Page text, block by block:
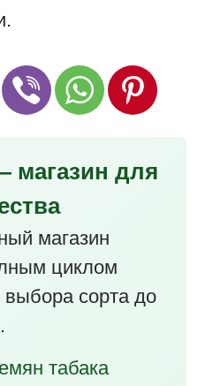
магазин для
магазин
циклом
сорта до
табака